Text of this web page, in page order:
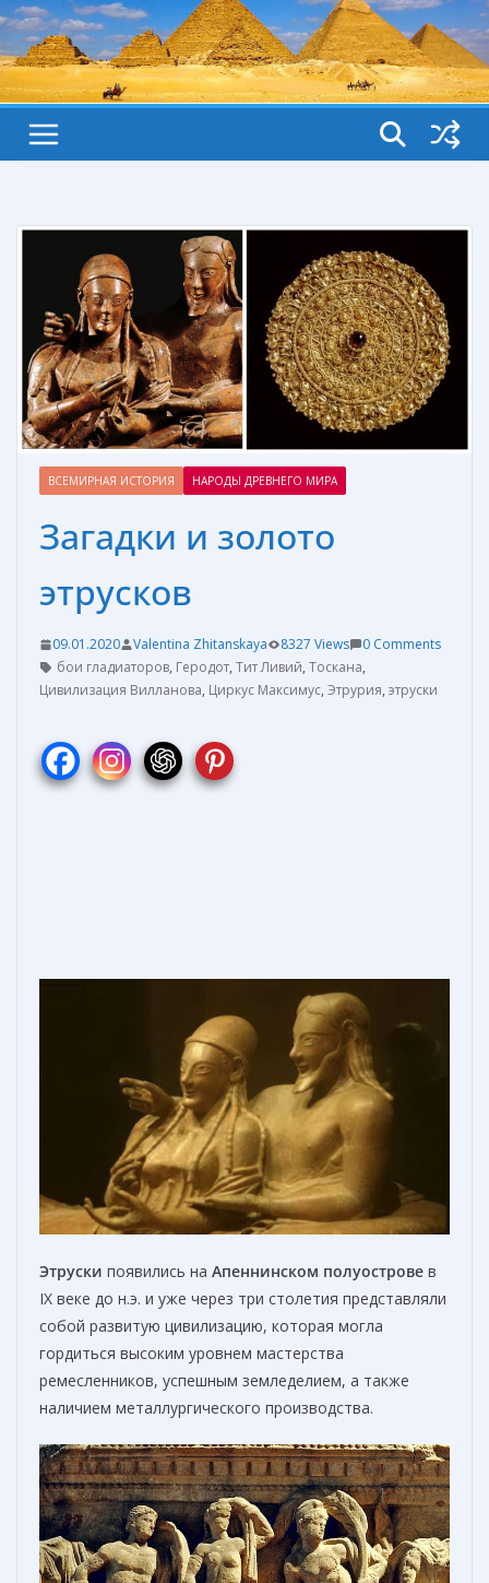
ВСЕМИРНАЯ ИСТОРИЯ НАРОДЫ ДРЕВНЕГО МИРА
Загадки и золото
этрусков
09.01.2020 Valentina Zhitanskaya 8327 Views
0 Comments
бои гладиаторов, Геродот, Тит Ливий, Тоскана,
Цивилизация Вилланова, Циркус Максимус, Этрурия, этруски
Этруски появились на Апеннинском полуострове в
IX веке до н.э. и уже через три столетия представляли
собой развитую цивилизацию, которая могла
гордиться высоким уровнем мастерства
ремесленников, успешным земледелием, а также
наличием металлургического производства.